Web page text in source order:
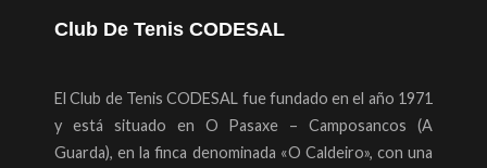
Club De Tenis CODESAL
El Club de Tenis CODESAL fue fundado en el año 1971
y está situado en O Pasaxe – Camposancos (A
Guarda), en la finca denominada «O Caldeiro», con una